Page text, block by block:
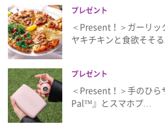
プレゼント
＜Present！＞ガーリッ
ヤキチキンと食欲そそ
プレゼント
＜Present！＞手のひ
Pal™』とスマホプ…